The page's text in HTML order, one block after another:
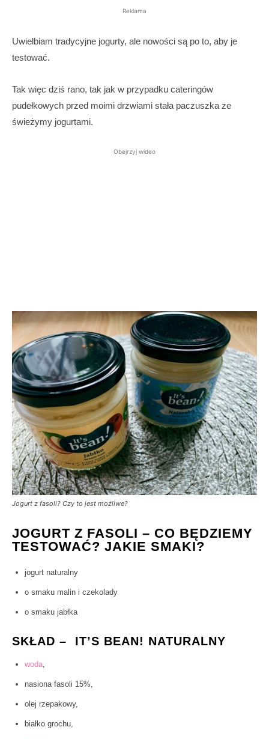
Reklama
Uwielbiam tradycyjne jogurty, ale nowości są po to, aby je
testować.
Tak więc dziś rano, tak jak w przypadku cateringów
pudełkowych przed moimi drzwiami stała paczuszka ze
świeżymy jogurtami.
Obejrzyj wideo
Jogurt z fasoli? Czy to jest możliwe?
JOGURT Z FASOLI – CO BĘDZIEMY
TESTOWAĆ? JAKIE SMAKI?
jogurt naturalny
o smaku malin i czekolady
o smaku jabłka
SKŁAD – IT’S BEAN! NATURALNY
woda,
nasiona fasoli 15%,
olej rzepakowy,
białko grochu,